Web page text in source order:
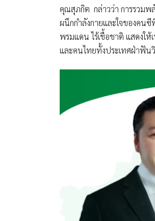
คุณสุภกิต กล่าวว่า การรวมพ
ผนึกกำลังกายและใจของคน
พรมแดน ไร้เชื้อชาติ แสดงใ
และคนไทยทั้งประเทศฝ่าฟัน